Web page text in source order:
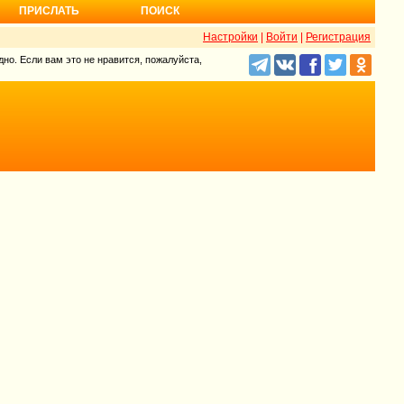
ПРИСЛАТЬ ПОИСК
Настройки Войти Регистрация
Если вам это не нравится, пожалуйста,